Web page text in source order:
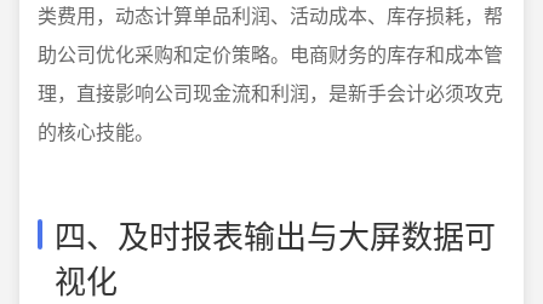
类费用，动态计算单品利润、活动成本、库存损耗，帮
助公司优化采购和定价策略。电商财务的库存和成本管
理，直接影响公司现金流和利润，是新手会计必须攻克
的核心技能。
四、及时报表输出与大屏数据可
视化